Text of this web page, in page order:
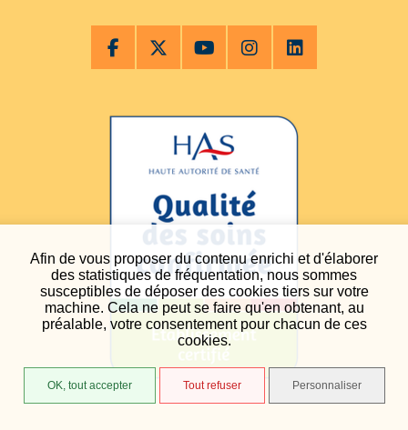
Afin de vous proposer du contenu enrichi et d'élaborer
des statistiques de fréquentation, nous sommes
susceptibles de déposer des cookies tiers sur votre
machine. Cela ne peut se faire qu'en obtenant, au
préalable, votre consentement pour chacun de ces
cookies.
OK, tout accepter Tout refuser Personnaliser